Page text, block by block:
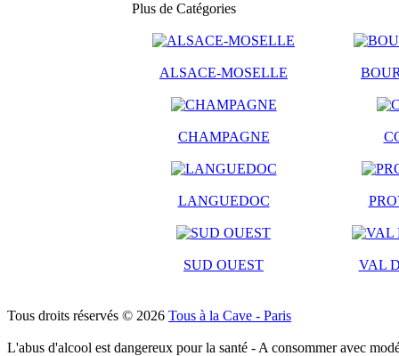
Plus de Catégories
ALSACE-MOSELLE
CHAMPAGNE
LANGUEDOC
SUD OUEST VAL
Tous droits réservés © 2026 Tous à la Cave - Paris
L'abus d'alcool est dangereux pour la santé - A consommer avec